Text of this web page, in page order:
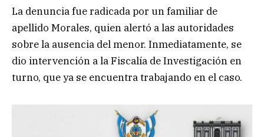
La denuncia fue radicada por un familiar de
apellido Morales, quien alertó a las autoridades
sobre la ausencia del menor. Inmediatamente, se
dio intervención a la Fiscalía de Investigación en
turno, que ya se encuentra trabajando en el caso.